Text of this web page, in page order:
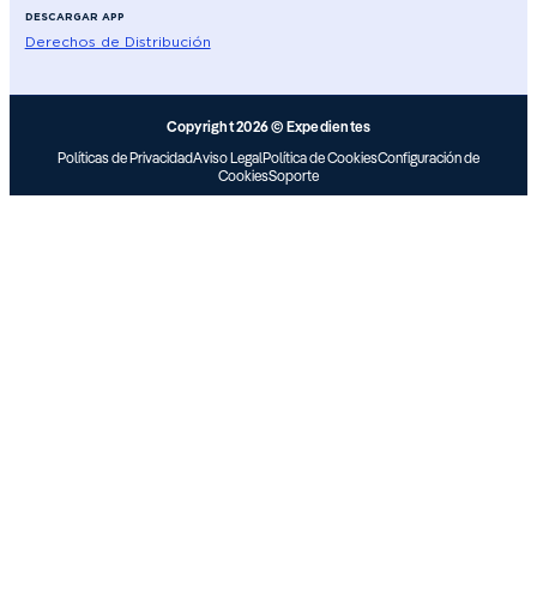
DESCARGAR APP
Derechos de Distribución
Copyright 2026 © Expedientes
Políticas de PrivacidadAviso LegalPolítica de CookiesConfiguración de
CookiesSoporte